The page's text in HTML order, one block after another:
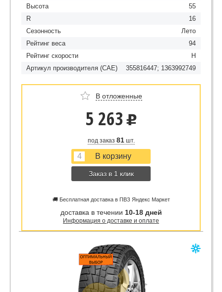
Высота
55
R
16
Сезонность
Лето
Рейтинг веса
94
Рейтинг скорости
H
Артикул производителя (CAE)
355816447; 1363992749
В отложенные
5 263 u
под заказ 81шт.
Заказ в 1 клик
🚚 Бесплатная доставка в ПВЗ Яндекс Маркет
доставка в течении 10-18 дней
Информация о доставке и оплате